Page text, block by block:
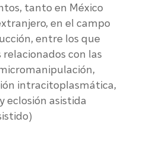
tanto en México
en el campo
entre los que
con las
intracitoplasmática,
eclosión asistida